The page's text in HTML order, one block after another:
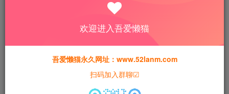
此内容为付费资源，请付费后查看
猫粮30
黄金会员猫粮15 钻石会员 免费
欢迎进入吾爱懒猫
吾爱懒猫永久网址：www.52lanm.com
扫码加入群聊☑